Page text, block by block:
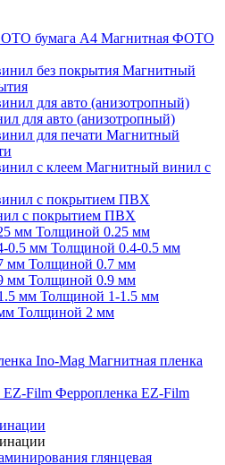
Магнитная ФОТО
Магнитный
для авто (анизотропный)
Магнитный
Магнитный винил с
с покрытием ПВХ
Толщиной 0.25 мм
Толщиной 0.4-0.5 мм
Толщиной 0.7 мм
Толщиной 0.9 мм
Толщиной 1-1.5 мм
Толщиной 2 мм
Магнитная пленка
Ферропленка EZ-Film